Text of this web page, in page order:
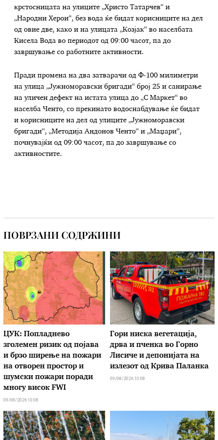
крстосницата на улиците „Христо Татарчев“ и
„Народни Херои“, без вода ќе бидат корисниците на дел
од овие две, како и на улицата „Козјак“ во населбата
Кисела Вода во периодот од 09:00 часот, па до
завршување со работните активности.
Пради промена на два затварачи од Ф-100 милиметри
на улица „Јужноморавски бригади“ број 25 и санирање
на уличен дефект на истата улица до „С Маркет“ во
населба Ченто, со прекинато водоснабдување ќе бидат
и корисниците на дел од улиците „Јужноморавски
бригади“, „Методија Андонов Ченто“ и „Маџари“,
почнувајќи од 09:00 часот, па до завршување со
активностите.
ПОВРЗАНИ СОДРЖИНИ
ЦУК: Попладнево
зголемен ризик од појава
и брзо ширење на пожари
на отворен простор и
шумски пожари поради
многу висок FWI
09/08/2026 10:08
Гори ниска вегетација,
дрва и пченка во Горно
Лисиче и депонијата на
излезот од Крива Паланка
09/08/2026 10:08